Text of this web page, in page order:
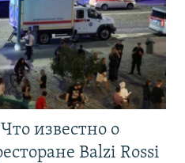
известно о
Balzi Rossi